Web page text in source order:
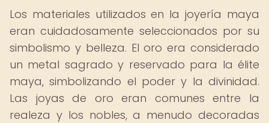
Los materiales utilizados en la joyería maya
eran cuidadosamente seleccionados por su
simbolismo y belleza. El oro era considerado
un metal sagrado y reservado para la élite
maya, simbolizando el poder y la divinidad.
Las joyas de oro eran comunes entre la
realeza y los nobles, a menudo decoradas